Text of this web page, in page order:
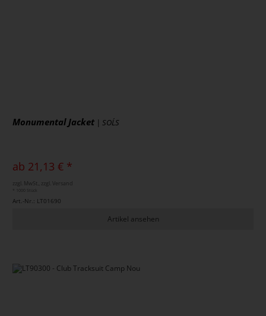
Monumental Jacket | SOL´S
ab 21,13 € *
zzgl. MwSt., zzgl. Versand
Art.-Nr.: LT01690
Artikel ansehen